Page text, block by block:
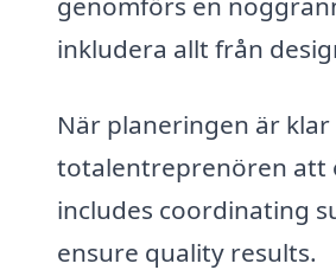
inkludera allt från
När planeringen är
totalentreprenören att
includes coordinating
ensure quality results.